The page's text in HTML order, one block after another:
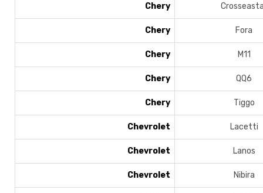
Chery
Chery Fora
Chery M11
Chery QQ6
Chery Tiggo
Chevrolet Lacetti
Chevrolet Lanos
Chevrolet Nibira